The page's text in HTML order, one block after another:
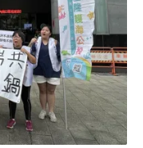
鄉。順著公司田溪
多時間心力守護的
心，他們善用放流水
流水多一次淨化之
，夏天熱、冬天冷，